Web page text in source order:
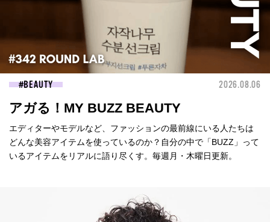
BEAUTY 2026.08.06
アガる！MY BUZZ BEAUTY
エディターやモデルなど、ファッションの最前線にいる人たちは
どんな美容アイテムを使っているのか？自分の中で「BUZZ」って
いるアイテムをリアルに語り尽くす。毎週月・木曜日更新。